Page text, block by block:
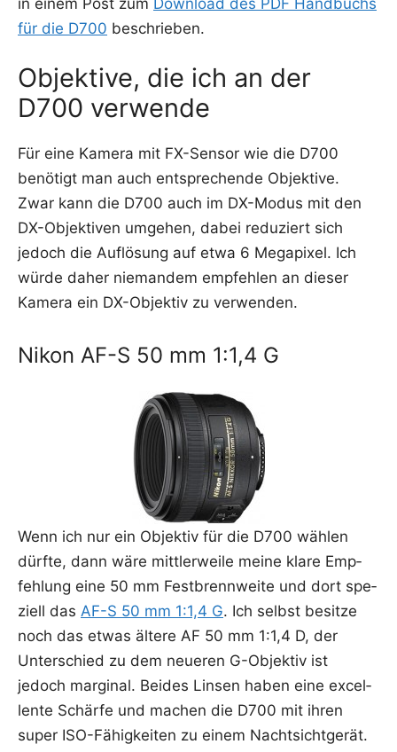
für die D700 beschrieben.
Objektive, die ich an der
D700 verwende
Für eine Kame­ra mit FX-Sen­sor wie die D700
benö­tigt man auch ent­spre­chen­de Objek­ti­ve.
Zwar kann die D700 auch im DX-Modus mit den
DX-Objek­ti­ven umge­hen, dabei redu­ziert sich
jedoch die Auf­lö­sung auf etwa 6 Mega­pi­xel. Ich
wür­de daher nie­man­dem emp­feh­len an die­ser
Kame­ra ein DX-Objek­tiv zu verwenden.
Nikon AF-S 50 mm 1:1,4 G
Wenn ich nur ein Objek­tiv für die D700 wäh­len
dürf­te, dann wäre mitt­ler­wei­le mei­ne kla­re Emp­
feh­lung eine 50 mm Fest­brenn­wei­te und dort spe­
zi­ell das AF-S 50 mm 1:1,4 G. Ich selbst besit­ze
noch das etwas älte­re AF 50 mm 1:1,4 D, der
Unter­schied zu dem neue­ren G-Objek­tiv ist
jedoch mar­gi­nal. Bei­des Lin­sen haben eine excel­
len­te Schär­fe und machen die D700 mit ihren
super ISO-Fähig­kei­ten zu einem Nachtsichtgerät.